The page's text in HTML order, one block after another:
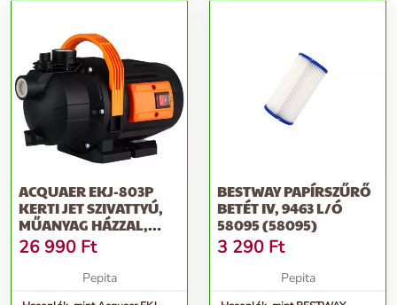
ACQUAER EKJ-803P
KERTI JET SZIVATTYÚ,
MŰANYAG HÁZZAL,
(800W / 1&Q...
26 990 Ft
Pepita
BESTWAY PAPÍRSZŰRŐ
BETÉT IV, 9463 L/Ó
58095 (58095)
3 290 Ft
Pepita